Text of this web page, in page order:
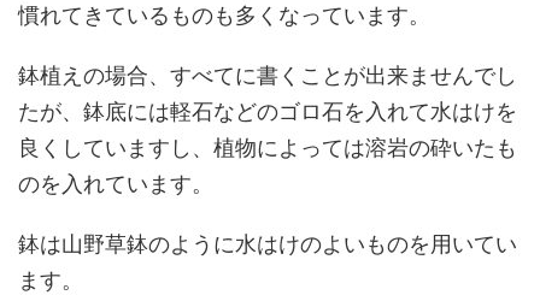
慣れてきているものも多くなっています。
鉢植えの場合、すべてに書くことが出来ませんでし
たが、鉢底には軽石などのゴロ石を入れて水はけを
良くしていますし、植物によっては溶岩の砕いたも
のを入れています。
鉢は山野草鉢のように水はけのよいものを用いてい
ます。